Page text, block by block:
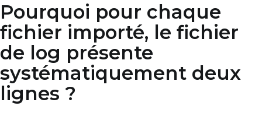
Pourquoi pour chaque
fichier importé, le fichier
de log présente
systématiquement deux
lignes ?